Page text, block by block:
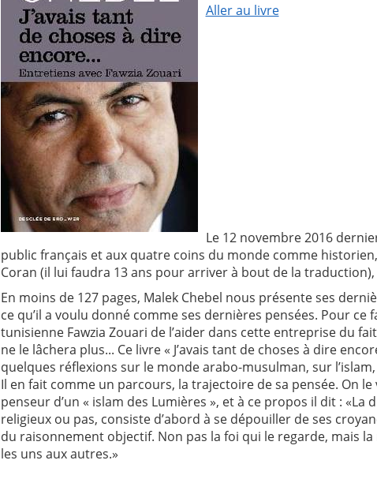
Aller au livre
Le 12 novembre 2016
public français et aux quatre coins du monde comme
Coran (il lui faudra 13 ans pour arriver à bout de la traduction),
En moins de 127 pages, Malek Chebel nous présente ses
ce qu’il a voulu donné comme ses dernières pensées. Pour
tunisienne Fawzia Zouari de l’aider dans cette entreprise du
ne le lâchera plus... Ce livre « J’avais tant de choses à dire
quelques réflexions sur le monde arabo-musulman, sur
Il en fait comme un parcours, la trajectoire de sa pensée. On
penseur d’un « islam des Lumières », et à ce propos il dit : «La
religieux ou pas, consiste d’abord à se dépouiller de ses
du raisonnement objectif. Non pas la foi qui le regarde, mais
les uns aux autres.»